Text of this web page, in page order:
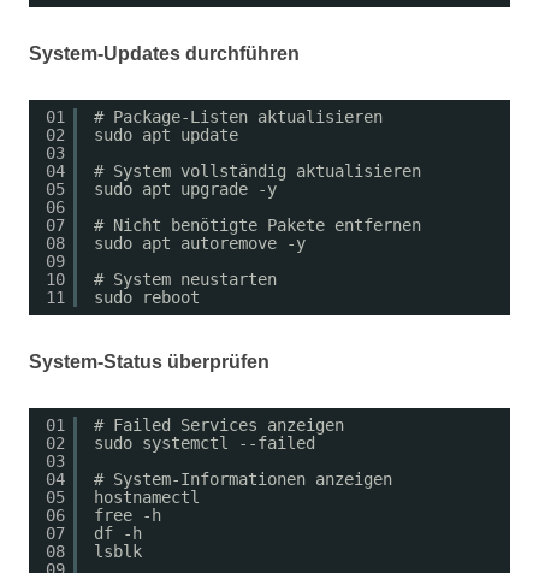
System-Updates durchführen
01
02
03
04
05
06
07
08
09
10
11
# Package-Listen aktualisieren
sudo apt update
# System vollständig aktualisieren
sudo apt upgrade -y
# Nicht benötigte Pakete entfernen
sudo apt autoremove -y
# System neustarten
sudo reboot
System-Status überprüfen
01
02
03
04
05
06
07
08
# Failed Services anzeigen
sudo systemctl --failed
# System-Informationen anzeigen
hostnamectl
free -h
df -h
lsblk